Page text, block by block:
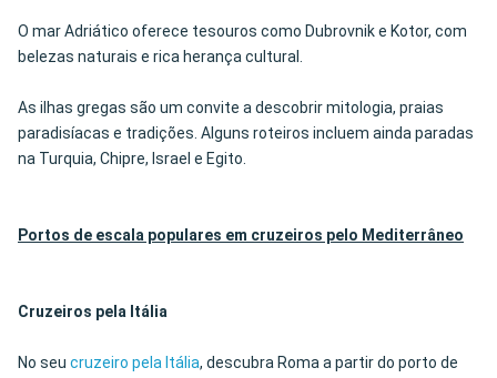
O mar Adriático oferece tesouros como Dubrovnik e Kotor, com
belezas naturais e rica herança cultural.
As ilhas gregas são um convite a descobrir mitologia, praias
paradisíacas e tradições. Alguns roteiros incluem ainda paradas
na Turquia, Chipre, Israel e Egito.
Portos de escala populares em cruzeiros pelo Mediterrâneo
Cruzeiros pela Itália
No seu cruzeiro pela Itália, descubra Roma a partir do porto de